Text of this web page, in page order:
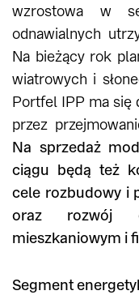
wzrostowa w
odnawialnych
Na bieżący rok
wiatrowych i
Portfel IPP ma się
przez
Na sprzedaż
ciągu będą też
cele rozbudowy i
oraz rozwój
mieszkaniowym i
Segment